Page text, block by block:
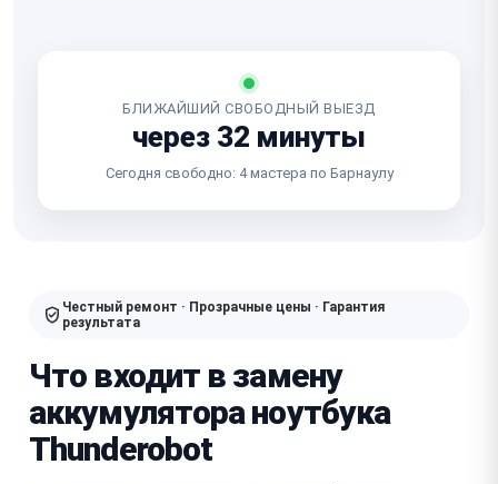
БЛИЖАЙШИЙ СВОБОДНЫЙ ВЫЕЗД
через 32 минуты
Сегодня свободно: 4 мастера по Барнаулу
Честный ремонт · Прозрачные цены · Гарантия
результата
Что входит в замену
аккумулятора ноутбука
Thunderobot